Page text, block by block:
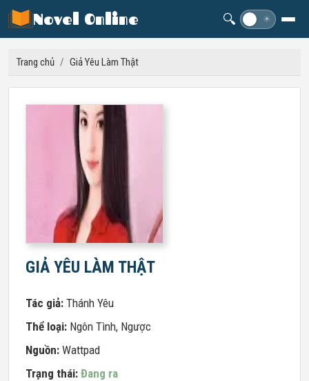
Novel Online 🔍 ☀
Trang chủ / Giả Yêu Làm Thật
GIẢ YÊU LÀM THẬT
Tác giả: Thánh Yêu
Thể loại: Ngôn Tình, Ngược
Nguồn: Wattpad
Trạng thái: Đang ra